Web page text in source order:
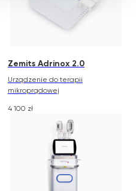
Zemits Adrinox 2.0
Urządzenie do terapii
mikroprądowej
4 100 zł